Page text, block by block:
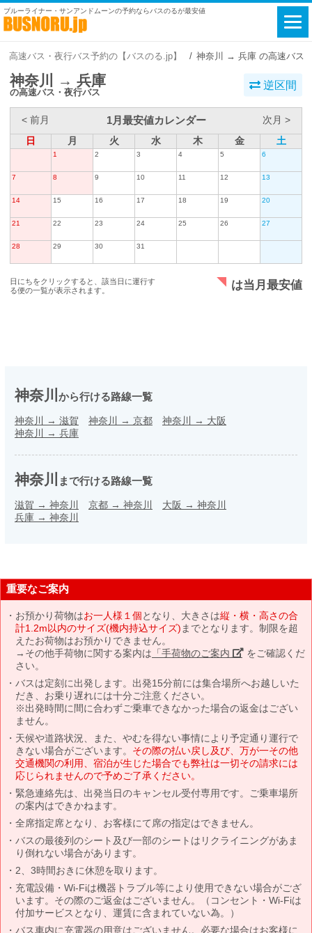
ブルーライナー・サンアンドムーンの予約ならバスのるが最安値
高速バス・夜行バス予約の【バスのる.jp】 神奈川 → 兵庫 の高速バス
神奈川 → 兵庫
の高速バス・夜行バス
逆区間
< 前月 1月最安値カレンダー
次月 >
日
月 火 水 木 金 土
1 2 3 4 5 6
7 8 9 10 11 12 13
14 15 16 17 18 19 20
21 22 23 24 25 26 27
28 29 30 31
日にちをクリックすると、該当日に運行す
る便の一覧が表示されます。
は当月最安値
神奈川 から行ける路線一覧
神奈川 → 滋賀 神奈川 → 京都 神奈川 → 大阪
神奈川 → 兵庫
神奈川 まで行ける路線一覧
滋賀 → 神奈川 京都 → 神奈川 大阪 → 神奈川
兵庫 → 神奈川
重要なご案内
お預かり荷物はお一人様１個となり、大きさは縦・横・高さの合
計1.2m以内のサイズ(機内持込サイズ) までとなります。制限を超
えたお荷物はお預かりできません。
→その他手荷物に関する案内は 「手荷物のご案内」 をご確認くだ
さい。
バスは定刻に出発します。出発15分前には集合場所へお越しいた
だき、お乗り遅れには十分ご注意ください。
※出発時間に間に合わずご乗車できなかった場合の返金はござい
ません。
天候や道路状況、また、やむを得ない事情により予定通り運行で
きない場合がございます。 その際の払い戻し及び、万が一その他
交通機関の利用、宿泊が生じた場合でも弊社は一切その請求には
応じられませんので予めご了承ください。
緊急連絡先は、出発当日のキャンセル受付専用です。ご乗車場所
の案内はできかねます。
全席指定席となり、お客様にて席の指定はできません。
バスの最後列のシート及び一部のシートはリクライニングがあま
り倒れない場合があります。
2、3時間おきに休憩を取ります。
充電設備・Wi-Fiは機器トラブル等により使用できない場合がござ
います。その際のご返金はございません。（コンセント・Wi-Fiは
付加サービスとなり、運賃に含まれていない為。）
バス車内に充電器の用意はございません。必要な場合はお客様に